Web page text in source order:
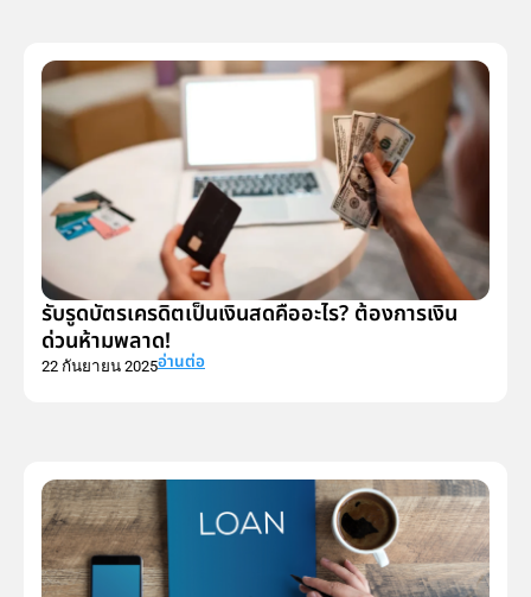
รับรูดบัตรเครดิตเป็นเงินสดคืออะไร? ต้องการเงิน
ด่วนห้ามพลาด!
22 กันยายน 2025อ่านต่อ